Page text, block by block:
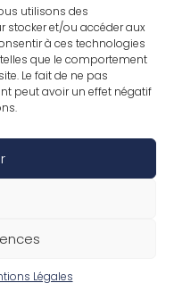
utilisons des
stocker et/ou accéder aux
à ces technologies
que le comportement
Le fait de ne pas
peut avoir un effet négatif
Légales
of sale